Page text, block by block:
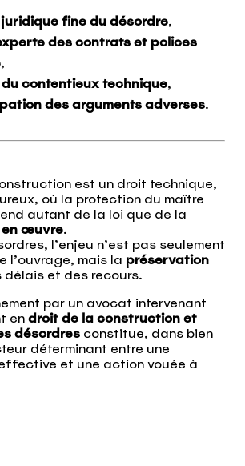
fine du désordre,
des contrats et polices
,
contentieux technique,
des arguments adverses.
est un droit technique,
où la protection du maître
autant de la loi que de la
en œuvre.
l’enjeu n’est pas seulement
l’ouvrage, mais la préservation
délais et des recours.
par un avocat intervenant
endroit de la construction et
désordres constitue, dans bien
déterminant entre une
et une action vouée à